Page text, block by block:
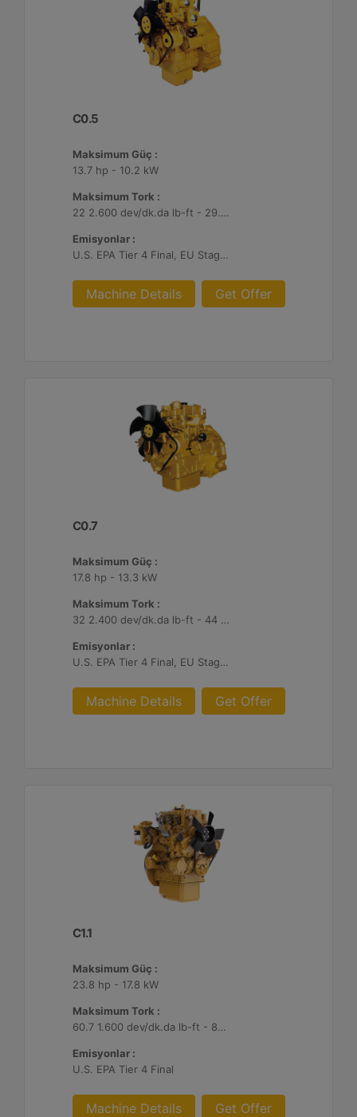
C0.5
Maksimum Güç :
13.7 hp - 10.2 kW
Maksimum Tork :
22 2.600 dev/dk.da lb-ft - 29.7 2.600 dev/dk.da Nm
Emisyonlar :
U.S. EPA Tier 4 Final, EU Stage V
Machine Details Get Offer
C0.7
Maksimum Güç :
17.8 hp - 13.3 kW
Maksimum Tork :
32 2.400 dev/dk.da lb-ft - 44 2.400 dev/dk.da Nm
Emisyonlar :
U.S. EPA Tier 4 Final, EU Stage V
Machine Details Get Offer
C1.1
Maksimum Güç :
23.8 hp - 17.8 kW
Maksimum Tork :
60.7 1.600 dev/dk.da lb-ft - 82.3 1.600 dev/dk.da Nm
Emisyonlar :
U.S. EPA Tier 4 Final
Machine Details Get Offer